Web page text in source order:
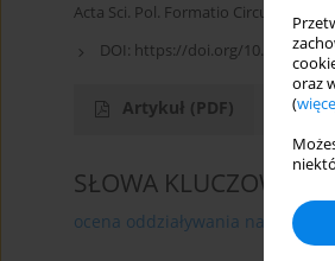
oraz
(
Acta Sci. Pol. Formatio Circumiectus
DOI: https://doi.org/10.15576/
Artykuł (PDF)
SŁOWA KLUCZOWE
ocena oddziaływania na